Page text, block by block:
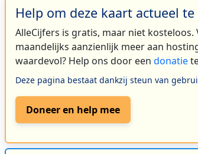
Help om deze kaart actueel
AlleCijfers is gratis, maar niet
maandelijks aanzienlijk meer aan
waardevol? Help ons door een donatie
Deze pagina bestaat dankzij steun van
Doneer en help mee